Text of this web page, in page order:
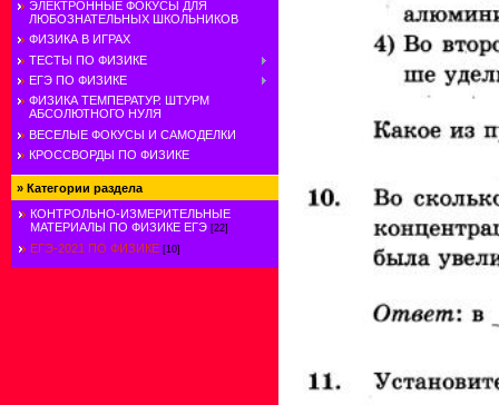
ЭЛЕКТРОННЫЕ ФОКУСЫ ДЛЯ
ЛЮБОЗНАТЕЛЬНЫХ ШКОЛЬНИКОВ
ФИЗИКА В ИГРАХ
ТЕСТЫ ПО ФИЗИКЕ
ЕГЭ ПО ФИЗИКЕ
ФИЗИКА ТЕМПЕРАТУР. ШТУРМ
АБСОЛЮТНОГО НУЛЯ
ВЕСЕЛЫЕ ФОКУСЫ И САМОДЕЛКИ
КРОССВОРДЫ ПО ФИЗИКЕ
» Категории раздела
КОНТРОЛЬНО-ИЗМЕРИТЕЛЬНЫЕ
МАТЕРИАЛЫ ПО ФИЗИКЕ ЕГЭ [22]
ЕГЭ-2021 ПО ФИЗИКЕ [10]